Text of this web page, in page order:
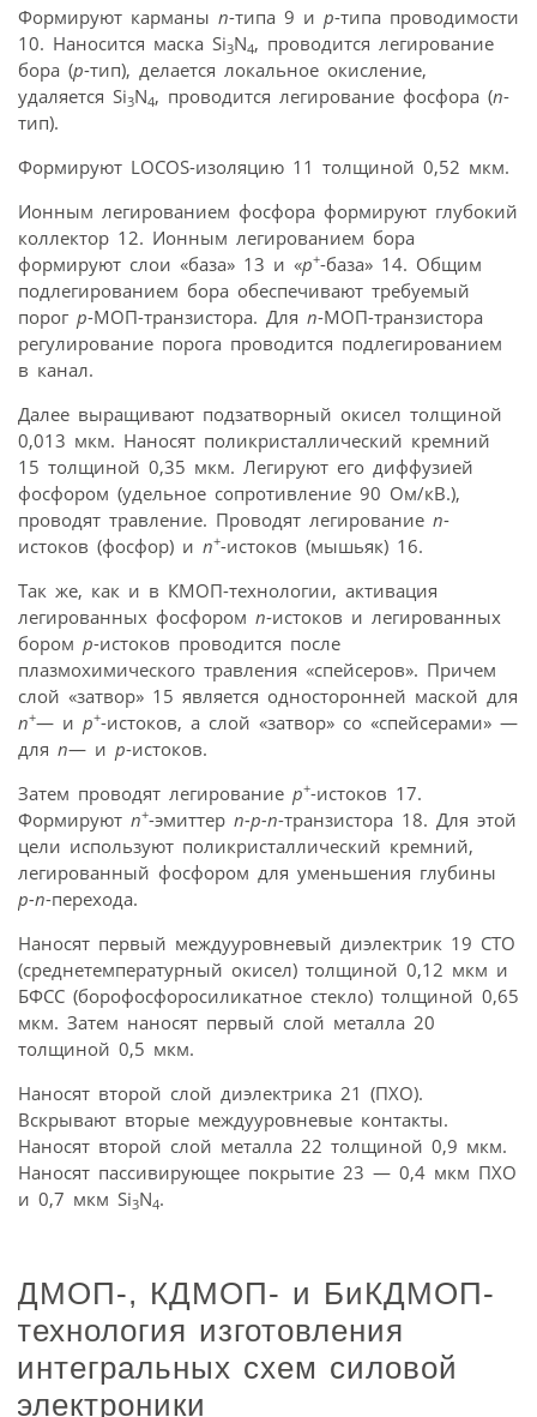
Формируют карманы n-типа 9 и p-типа проводимости
10. Наносится маска Si3N4, проводится легирование
бора (p-тип), делается локальное окисление,
удаляется Si3N4, проводится легирование фосфора (n-
тип).
Формируют LOCOS-изоляцию 11 толщиной 0,52 мкм.
Ионным легированием фосфора формируют глубокий
коллектор 12. Ионным легированием бора
формируют слои «база» 13 и «p+-база» 14. Общим
подлегированием бора обеспечивают требуемый
порог p-МОП-транзистора. Для n-МОП-транзистора
регулирование порога проводится подлегированием
в канал.
Далее выращивают подзатворный окисел толщиной
0,013 мкм. Наносят поликристаллический кремний
15 толщиной 0,35 мкм. Легируют его диффузией
фосфором (удельное сопротивление 90 Ом/кВ.),
проводят травление. Проводят легирование n-
истоков (фосфор) и n+-истоков (мышьяк) 16.
Так же, как и в КМОП-технологии, активация
легированных фосфором n-истоков и легированных
бором p-истоков проводится после
плазмохимического травления «спейсеров». Причем
слой «затвор» 15 является односторонней маской для
n+— и p+-истоков, а слой «затвор» со «спейсерами» —
для n— и p-истоков.
Затем проводят легирование p+-истоков 17.
Формируют n+-эмиттер n-p-n-транзистора 18. Для этой
цели используют поликристаллический кремний,
легированный фосфором для уменьшения глубины
p-n-перехода.
Наносят первый междууровневый диэлектрик 19 СТО
(среднетемпературный окисел) толщиной 0,12 мкм и
БФСС (борофосфоросиликатное стекло) толщиной 0,65
мкм. Затем наносят первый слой металла 20
толщиной 0,5 мкм.
Наносят второй слой диэлектрика 21 (ПХО).
Вскрывают вторые междууровневые контакты.
Наносят второй слой металла 22 толщиной 0,9 мкм.
Наносят пассивирующее покрытие 23 — 0,4 мкм ПХО
и 0,7 мкм Si3N4.
ДМОП-, КДМОП- и БиКДМОП-
технология изготовления
интегральных схем силовой
электроники